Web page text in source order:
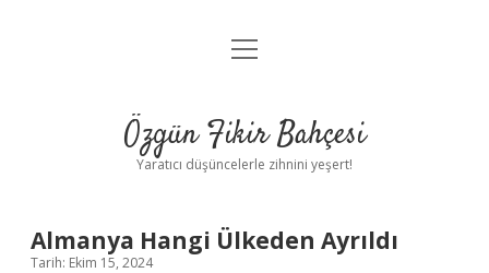
Anasayfa
Yasal Uyarı
menüyü
Özgün Fikir Bahçesi
Yaratıcı düşüncelerle zihnini yeşert!
Almanya Hangi Ülkeden Ayrıldı
Tarih: Ekim 15, 2024